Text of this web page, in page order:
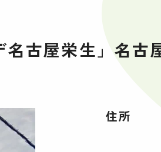
古屋栄生」名古
住所